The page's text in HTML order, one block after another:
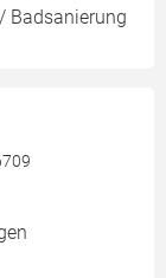
Badsanierung